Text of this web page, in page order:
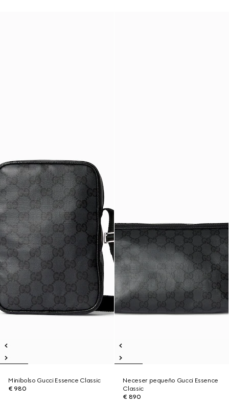
Minibolso Gucci Essence Classic
€ 980
Neceser pequeño Gucci Essence
Classic
€ 890